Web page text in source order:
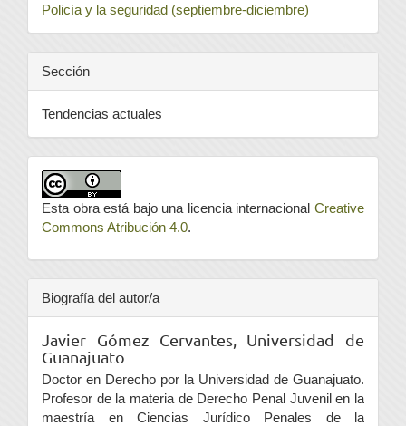
Policía y la seguridad (septiembre-diciembre)
Sección
Tendencias actuales
Esta obra está bajo una licencia internacional Creative
Commons Atribución 4.0.
Biografía del autor/a
Javier Gómez Cervantes, Universidad de
Guanajuato
Doctor en Derecho por la Universidad de Guanajuato.
Profesor de la materia de Derecho Penal Juvenil en la
maestría en Ciencias Jurídico Penales de la